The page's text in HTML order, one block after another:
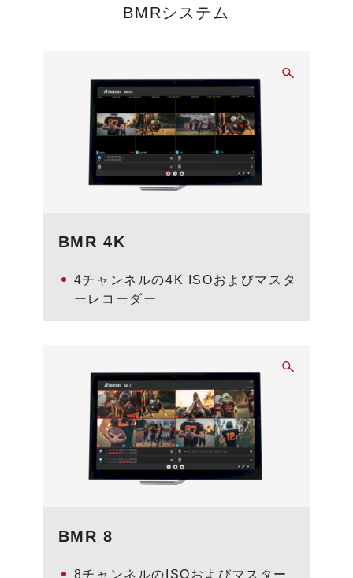
BMRシステム
BMR 4K
4チャンネルの4K ISOおよびマスタ
ーレコーダー
BMR 8
8チャンネルのISOおよびマスター